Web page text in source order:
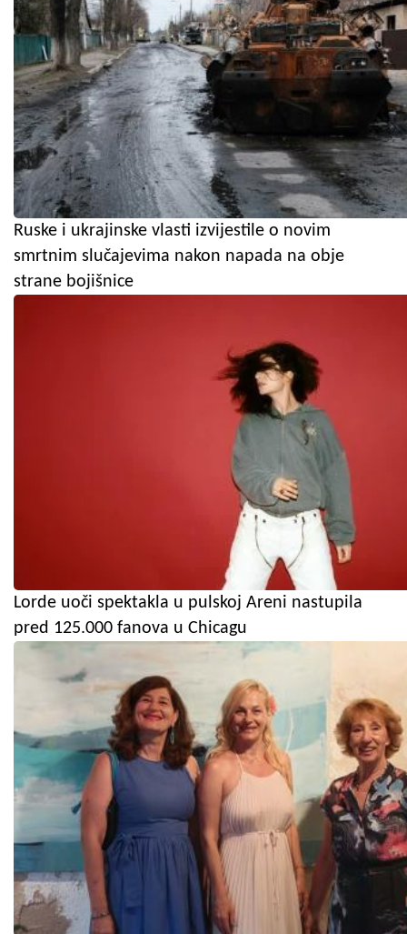
Ruske i ukrajinske vlasti izvijestile o novim
smrtnim slučajevima nakon napada na obje
strane bojišnice
Lorde uoči spektakla u pulskoj Areni nastupila
pred 125.000 fanova u Chicagu